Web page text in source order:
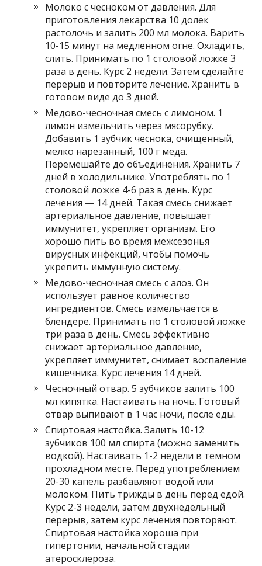
Молоко с чесноком от давления. Для
приготовления лекарства 10 долек
растолочь и залить 200 мл молока. Варить
10-15 минут на медленном огне. Охладить,
слить. Принимать по 1 столовой ложке 3
раза в день. Курс 2 недели. Затем сделайте
перерыв и повторите лечение. Хранить в
готовом виде до 3 дней.
Медово-чесночная смесь с лимоном. 1
лимон измельчить через мясорубку.
Добавить 1 зубчик чеснока, очищенный,
мелко нарезанный, 100 г меда.
Перемешайте до объединения. Хранить 7
дней в холодильнике. Употреблять по 1
столовой ложке 4-6 раз в день. Курс
лечения — 14 дней. Такая смесь снижает
артериальное давление, повышает
иммунитет, укрепляет организм. Его
хорошо пить во время межсезонья
вирусных инфекций, чтобы помочь
укрепить иммунную систему.
Медово-чесночная смесь с алоэ. Он
использует равное количество
ингредиентов. Смесь измельчается в
блендере. Принимать по 1 столовой ложке
три раза в день. Смесь эффективно
снижает артериальное давление,
укрепляет иммунитет, снимает воспаление
кишечника. Курс лечения 14 дней.
Чесночный отвар. 5 зубчиков залить 100
мл кипятка. Настаивать на ночь. Готовый
отвар выпивают в 1 час ночи, после еды.
Спиртовая настойка. Залить 10-12
зубчиков 100 мл спирта (можно заменить
водкой). Настаивать 1-2 недели в темном
прохладном месте. Перед употреблением
20-30 капель разбавляют водой или
молоком. Пить трижды в день перед едой.
Курс 2-3 недели, затем двухнедельный
перерыв, затем курс лечения повторяют.
Спиртовая настойка хороша при
гипертонии, начальной стадии
атеросклероза.